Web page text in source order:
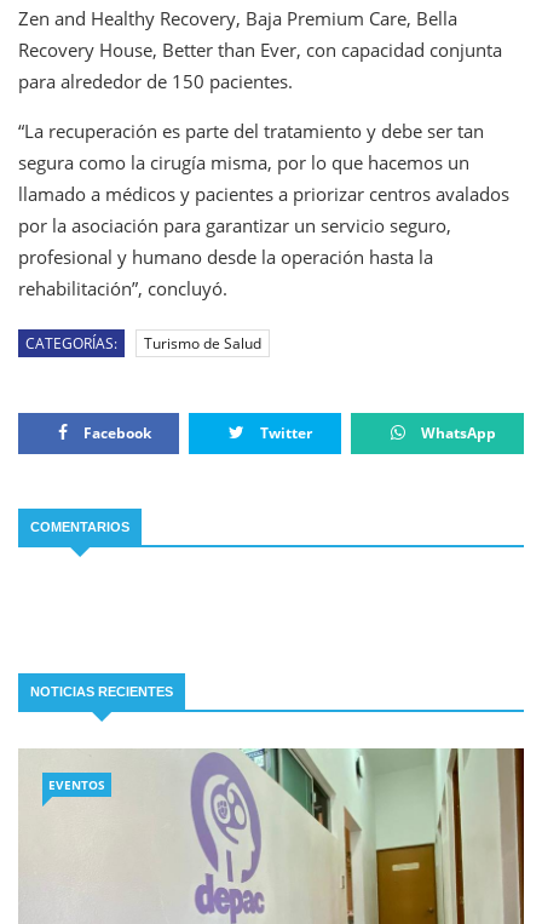
Zen and Healthy Recovery, Baja Premium Care, Bella
Recovery House, Better than Ever, con capacidad conjunta
para alrededor de 150 pacientes.
“La recuperación es parte del tratamiento y debe ser tan
segura como la cirugía misma, por lo que hacemos un
llamado a médicos y pacientes a priorizar centros avalados
por la asociación para garantizar un servicio seguro,
profesional y humano desde la operación hasta la
rehabilitación”, concluyó.
CATEGORÍAS: Turismo de Salud
Facebook Twitter WhatsApp
COMENTARIOS
NOTICIAS RECIENTES
EVENTOS